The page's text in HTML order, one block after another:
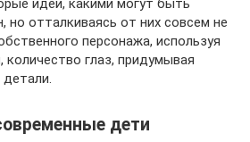
идеи, какими могут быть
но отталкиваясь от них совсем не
персонажа, используя
количество глаз, придумывая
дети